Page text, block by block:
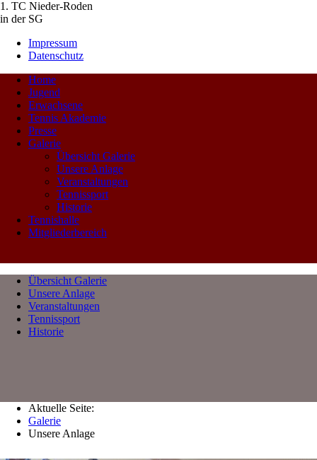
1. TC Nieder-Roden
in der SG
Impressum
Datenschutz
Home
Jugend
Erwachsene
Tennis Akademie
Presse
Galerie
Übersicht Galerie
Unsere Anlage
Veranstaltungen
Tennissport
Historie
Tennishalle
Mitgliederbereich
Übersicht Galerie
Unsere Anlage
Veranstaltungen
Tennissport
Historie
Aktuelle Seite:
Galerie
Unsere Anlage